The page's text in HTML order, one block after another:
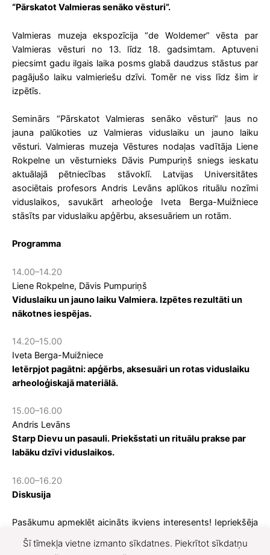
“Pārskatot Valmieras senāko vēsturi”.
Valmieras muzeja ekspozīcija “de Woldemer” vēsta par
Valmieras vēsturi no 13. līdz 18. gadsimtam. Aptuveni
piecsimt gadu ilgais laika posms glabā daudzus stāstus par
pagājušo laiku valmieriešu dzīvi. Tomēr ne viss līdz šim ir
izpētīs.
Seminārs “Pārskatot Valmieras senāko vēsturi” ļaus no
jauna palūkoties uz Valmieras viduslaiku un jauno laiku
vēsturi. Valmieras muzeja Vēstures nodaļas vadītāja Liene
Rokpelne un vēsturnieks Dāvis Pumpuriņš sniegs ieskatu
aktuālajā pētniecības stāvoklī. Latvijas Universitātes
asociētais profesors Andris Levāns aplūkos rituālu nozīmi
viduslaikos, savukārt arheoloģe Iveta Berga-Muižniece
stāsīts par viduslaiku apģērbu, aksesuāriem un rotām.
Programma
14.00–14.20
Liene Rokpelne, Dāvis Pumpuriņš
Viduslaiku un jauno laiku Valmiera. Izpētes rezultāti un
nākotnes iespējas.
14.20–15.00
Iveta Berga-Muižniece
Ietērpjot pagātni: apģērbs, aksesuāri un rotas viduslaiku
arheoloģiskajā materiālā.
15.00–16.00
Andris Levāns
Starp Dievu un pasauli. Priekšstati un rituālu prakse par
labāku dzīvi viduslaikos.
16.00–16.20
Diskusija
Pasākumu apmeklēt aicināts ikviens interesents! Iepriekšēja
pieteikšanās nav nepieciešama.
Šī tīmekļa vietne izmanto sīkdatnes. Piekrītot sīkdatņu